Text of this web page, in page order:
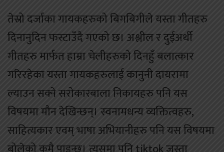
तेस्रो दर्जाका गायकहरुको बिगबिगीले यस्ता गीतहरु
दिनानुदिन फस्टाउँदै गएको छ। अश्लील र दुईअर्थी
गीतहरु मार्फत हाम्रा चेलीहरुको दिनहुँ बलात्कार
गरिरहेका यस्ता गायकहरुलाई कानुनी दायरामा
ल्याउन सक्ने सरोकारबाला निकायहरु पनि यस
विषयमा मौन देखिन्छन्। स्वनामधन्य व्यक्तित्वहरु,
साहित्यकार एवम् भाषा अभियानीहरु पनि यस विषयमा